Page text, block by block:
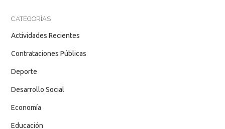
CATEGORÍAS
Actividades Recientes
Contrataciones Públicas
Deporte
Desarrollo Social
Economía
Educación